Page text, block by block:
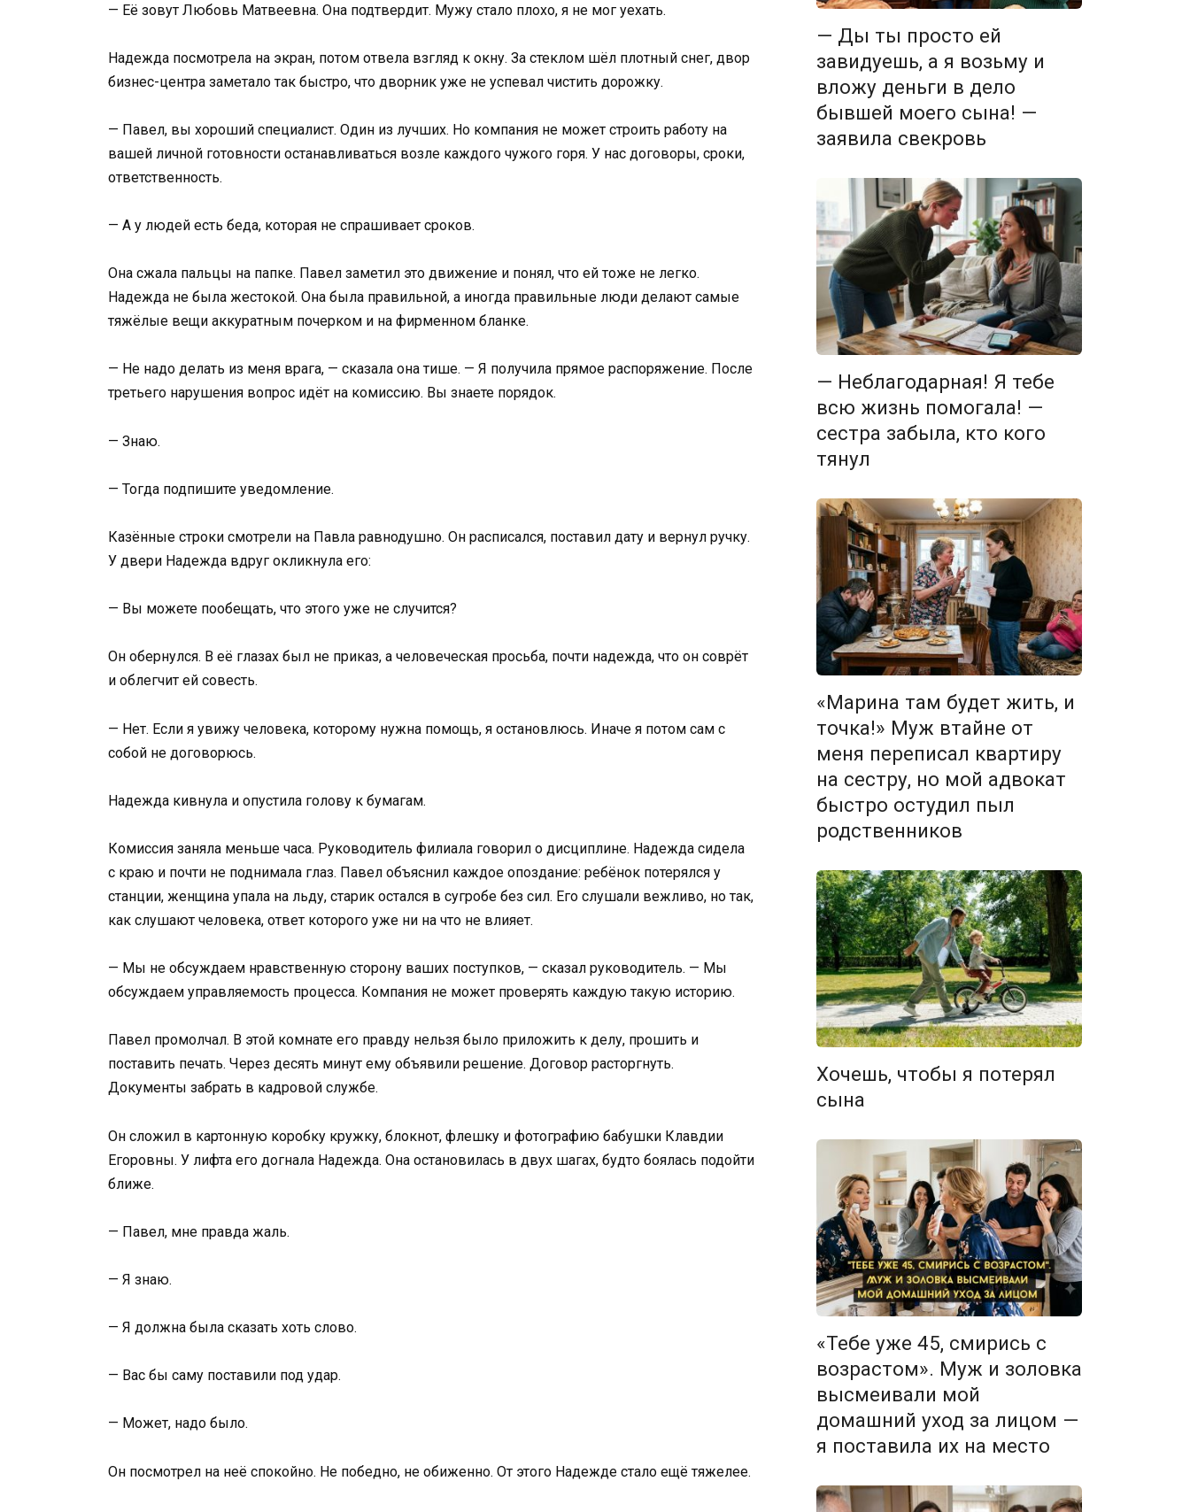
— Её зовут Любовь Матвеевна. Она подтвердит. Мужу стало плохо, я не мог уехать.
Надежда посмотрела на экран, потом отвела взгляд к окну. За стеклом шёл плотный снег, двор
бизнес-центра заметало так быстро, что дворник уже не успевал чистить дорожку.
— Павел, вы хороший специалист. Один из лучших. Но компания не может строить работу на
вашей личной готовности останавливаться возле каждого чужого горя. У нас договоры, сроки,
ответственность.
— А у людей есть беда, которая не спрашивает сроков.
Она сжала пальцы на папке. Павел заметил это движение и понял, что ей тоже не легко.
Надежда не была жестокой. Она была правильной, а иногда правильные люди делают самые
тяжёлые вещи аккуратным почерком и на фирменном бланке.
— Не надо делать из меня врага, — сказала она тише. — Я получила прямое распоряжение. После
третьего нарушения вопрос идёт на комиссию. Вы знаете порядок.
— Знаю.
— Тогда подпишите уведомление.
Казённые строки смотрели на Павла равнодушно. Он расписался, поставил дату и вернул ручку.
У двери Надежда вдруг окликнула его:
— Вы можете пообещать, что этого уже не случится?
Он обернулся. В её глазах был не приказ, а человеческая просьба, почти надежда, что он соврёт
и облегчит ей совесть.
— Нет. Если я увижу человека, которому нужна помощь, я остановлюсь. Иначе я потом сам с
собой не договорюсь.
Надежда кивнула и опустила голову к бумагам.
Комиссия заняла меньше часа. Руководитель филиала говорил о дисциплине. Надежда сидела
с краю и почти не поднимала глаз. Павел объяснил каждое опоздание: ребёнок потерялся у
станции, женщина упала на льду, старик остался в сугробе без сил. Его слушали вежливо, но так,
как слушают человека, ответ которого уже ни на что не влияет.
— Мы не обсуждаем нравственную сторону ваших поступков, — сказал руководитель. — Мы
обсуждаем управляемость процесса. Компания не может проверять каждую такую историю.
Павел промолчал. В этой комнате его правду нельзя было приложить к делу, прошить и
поставить печать. Через десять минут ему объявили решение. Договор расторгнуть.
Документы забрать в кадровой службе.
Он сложил в картонную коробку кружку, блокнот, флешку и фотографию бабушки Клавдии
Егоровны. У лифта его догнала Надежда. Она остановилась в двух шагах, будто боялась подойти
ближе.
— Павел, мне правда жаль.
— Я знаю.
— Я должна была сказать хоть слово.
— Вас бы саму поставили под удар.
— Может, надо было.
Он посмотрел на неё спокойно. Не победно, не обиженно. От этого Надежде стало ещё тяжелее.
— Ды ты просто ей
завидуешь, а я возьму и
вложу деньги в дело
бывшей моего сына! —
заявила свекровь
— Неблагодарная! Я тебе
всю жизнь помогала! —
сестра забыла, кто кого
тянул
«Марина там будет жить, и
точка!» Муж втайне от
меня переписал квартиру
на сестру, но мой адвокат
быстро остудил пыл
родственников
Хочешь, чтобы я потерял
сына
«Тебе уже 45, смирись с
возрастом». Муж и золовка
высмеивали мой
домашний уход за лицом —
я поставила их на место